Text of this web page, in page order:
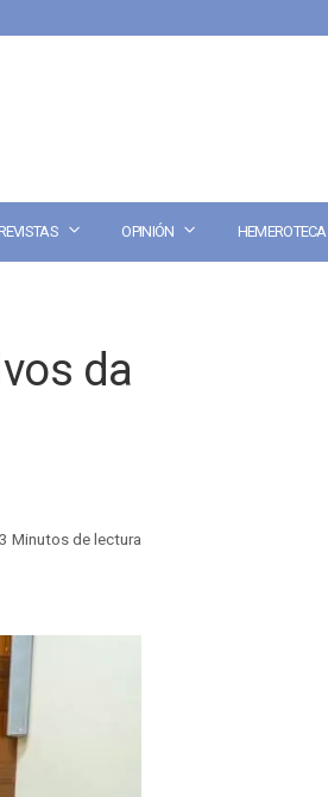
OPINIÓN HEMEROTECA
da
3 Minutos de lectura